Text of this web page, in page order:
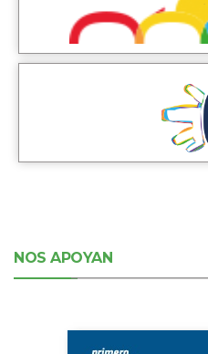
NOS APOYAN